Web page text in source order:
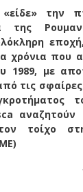
την
της
χρόνια που
1989, με
τις
τοίχο